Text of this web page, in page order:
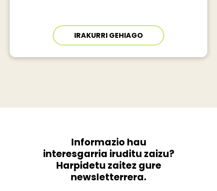
IRAKURRI GEHIAGO
Informazio hau
interesgarria iruditu zaizu?
Harpidetu zaitez gure
newsletterrera.